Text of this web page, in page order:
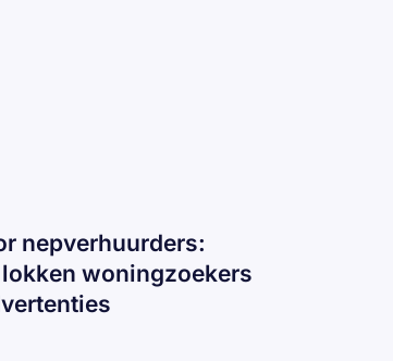
nepverhuurders:
woningzoekers